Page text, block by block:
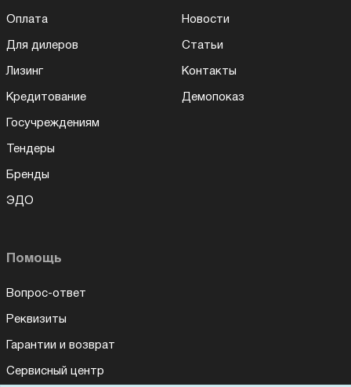
Оплата
Для дилеров
Лизинг
Кредитование
Госучреждениям
Тендеры
Бренды
ЭДО
Новости
Статьи
Контакты
Демопоказ
Помощь
Вопрос-ответ
Реквизиты
Гарантии и возврат
Сервисный центр